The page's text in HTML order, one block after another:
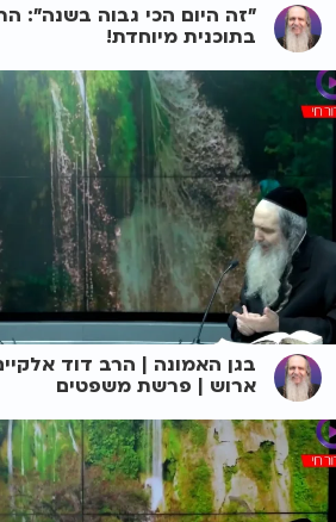
"זה היום הכי גבוה בשנה":
בתוכנית מיוחדת!
בגן האמונה | הרב דוד
ארוש | פרשת משפטים